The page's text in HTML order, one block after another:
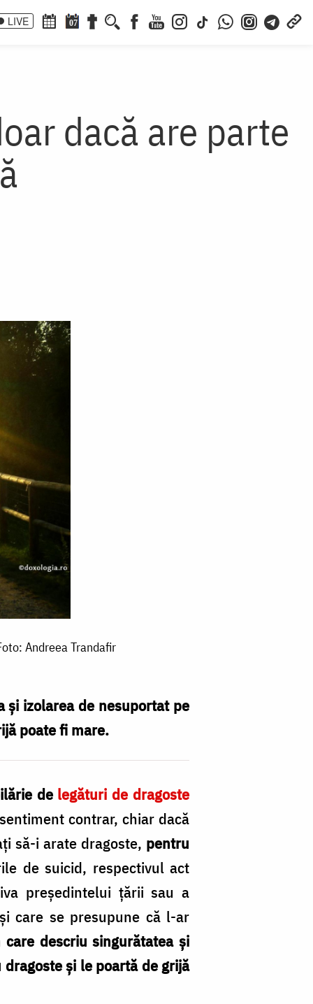
LIVE 07
dacă are parte
Andreea Trandafir
și izolarea de nesuportat pe
poate fi mare.
de legături de dragoste
contrar, chiar dacă
să-i arate dragoste, pentru
de suicid, respectivul act
președintelui țării sau a
care se presupune că l-ar
descriu singurătatea și
și le poartă de grijă